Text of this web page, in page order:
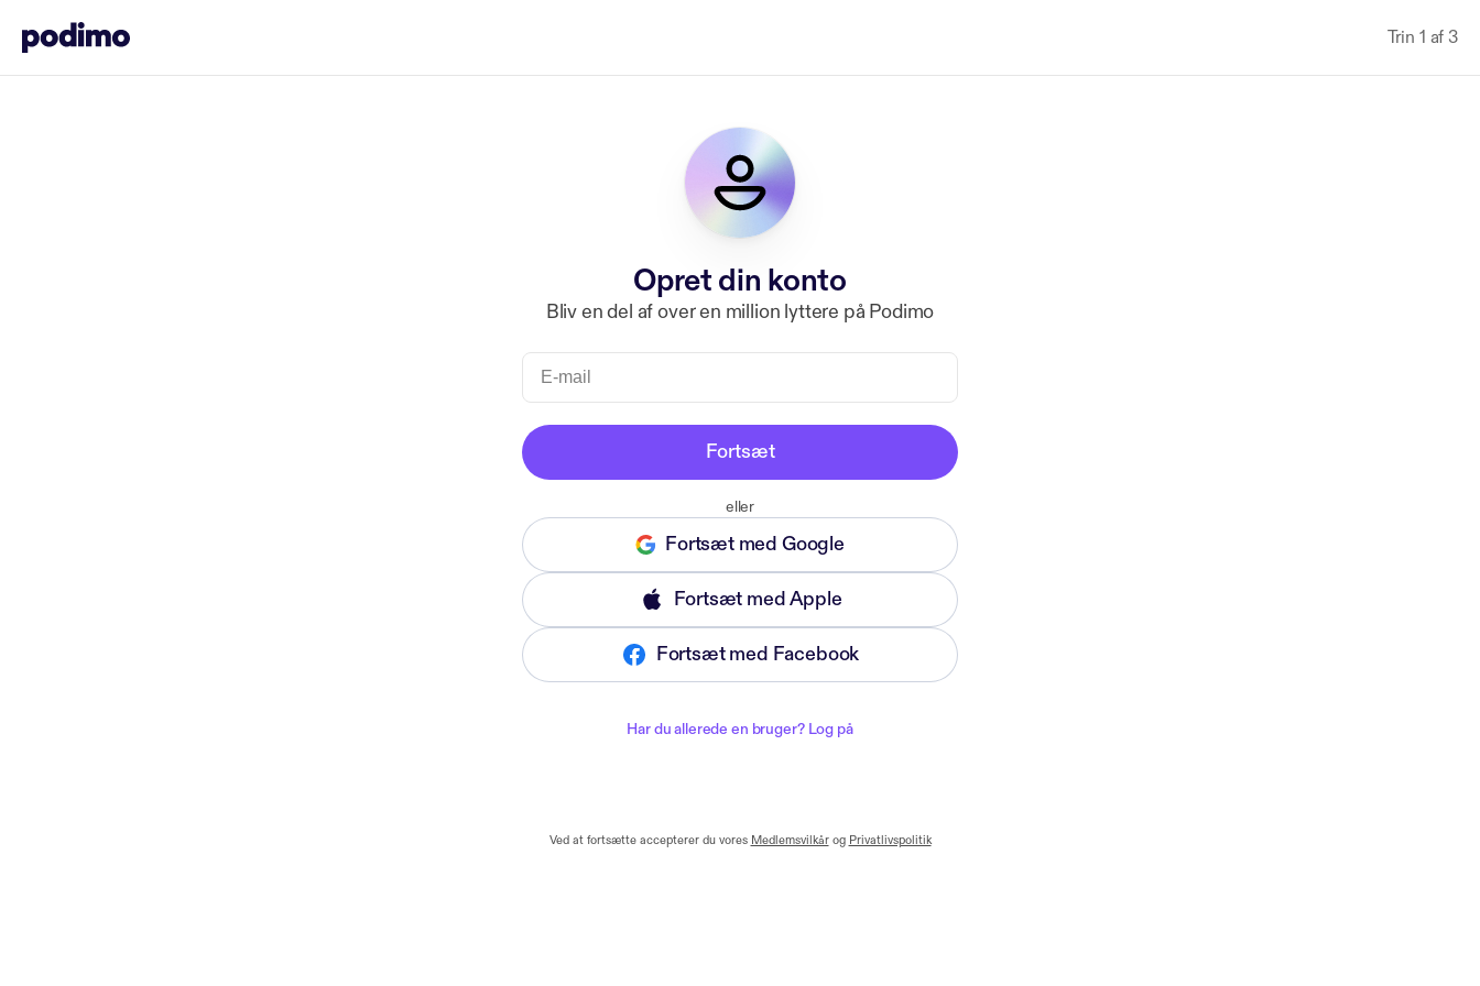
Trin 1 af 3
Opret din konto
Bliv en del af over en million lyttere på Podimo
Fortsæt
eller
Fortsæt med Google
Fortsæt med Apple
Fortsæt med Facebook
Har du allerede en bruger? Log på
Ved at fortsætte accepterer du vores Medlemsvilkår og Privatlivspolitik